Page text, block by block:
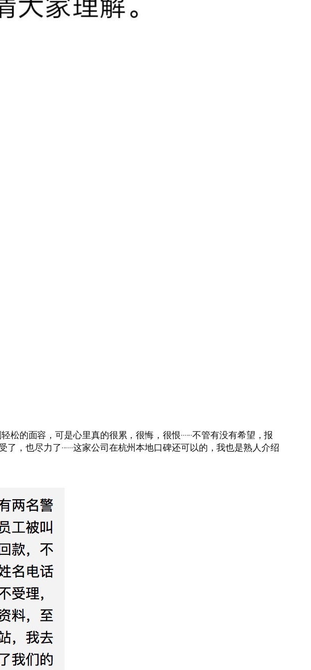
的面容，可是心里真的很累，很悔，很恨······不管有没有希望，报
也尽力了······这家公司在杭州本地口碑还可以的，我也是熟人介绍